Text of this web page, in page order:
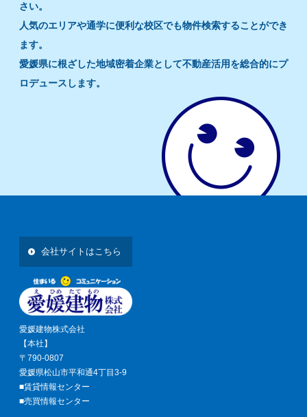
さい。
人気のエリアや通学に便利な校区でも物件検索することができ
ます。
愛媛県に根ざした地域密着企業として不動産活用を総合的にプ
ロデュースします。
会社サイトはこちら
愛媛建物株式会社
【本社】
〒790-0807
愛媛県松山市平和通4丁目3-9
■賃貸情報センター
■売買情報センター